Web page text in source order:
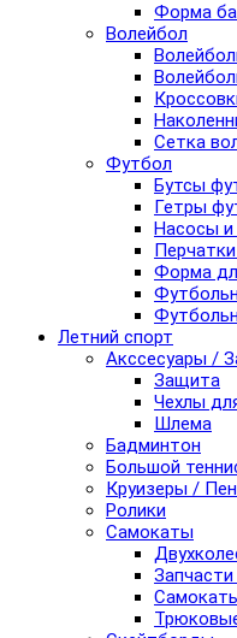
Форма
Волейбол
Сетка
Футбол
Бутсы
Гетры
Насосы и
Форма
Летний спорт
Акссесуары /
Защита
Чехлы
Шлема
Бадминтон
Большой
Круизеры /
Ролики
Самокаты